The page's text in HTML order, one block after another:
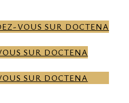
VOUS SUR DOCTENA
SUR DOCTENA
SUR DOCTENA